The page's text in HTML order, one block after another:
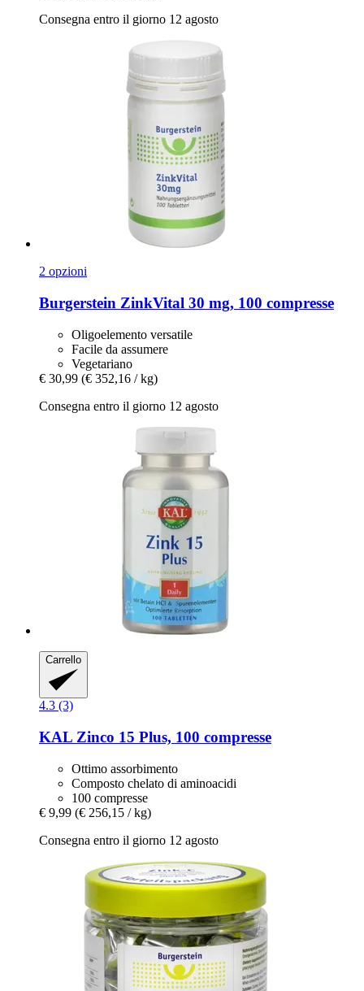
Consegna entro il giorno 12 agosto
2 opzioni
Burgerstein ZinkVital 30 mg, 100 compresse
Oligoelemento versatile
Facile da assumere
Vegetariano
€ 30,99 (€ 352,16 / kg)
Consegna entro il giorno 12 agosto
Carrello
4.3 (3)
KAL Zinco 15 Plus, 100 compresse
Ottimo assorbimento
Composto chelato di aminoacidi
100 compresse
€ 9,99 (€ 256,15 / kg)
Consegna entro il giorno 12 agosto